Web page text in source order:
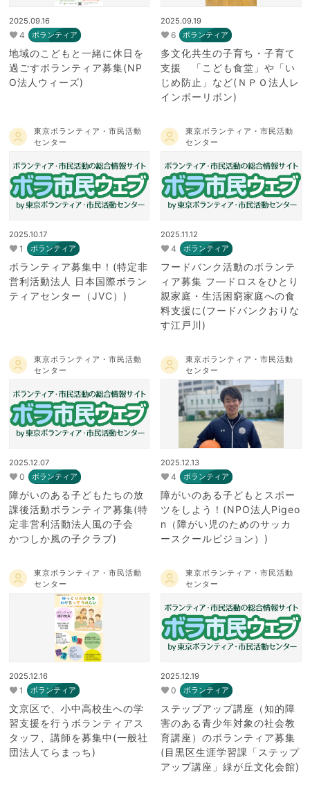
2025.09.16
4 ボランティア
地域のこどもと一緒に休日を
過ごすボランティア募集(NP
O法人ウィーズ)
2025.09.19
6 ボランティア
多文化共生の子育ち・子育て
支援 「こども食堂」や「い
じめ防止」など(ＮＰＯ法人レ
インボーリボン)
東京ボランティア・市民活動
センター
2025.10.17
1 ボランティア
ボランティア募集中！(特定非
営利活動法人 日本国際ボラン
ティアセンター（JVC）)
東京ボランティア・市民活動
センター
2025.11.12
4 ボランティア
フードバンク活動のボランテ
ィア募集 フ―ドロスをひとり
親家庭・生活困窮家庭への食
料支援に(フードバンクおりな
す江戸川)
東京ボランティア・市民活動
センター
2025.12.07
0 ボランティア
障がいのある子どもたちの放
課後活動ボランティア募集(特
定非営利活動法人風の子会
かつしか風の子クラブ)
東京ボランティア・市民活動
センター
2025.12.13
4 ボランティア
障がいのある子どもとスポー
ツをしよう！(NPO法人Pigeo
n（障がい児のためのサッカ
ースクールピジョン）)
東京ボランティア・市民活動
センター
2025.12.16
1 ボランティア
文京区で、小中高校生への学
習支援を行うボランティアス
タッフ、講師を募集中(一般社
団法人てらまっち)
東京ボランティア・市民活動
センター
2025.12.19
0 ボランティア
ステップアップ講座（知的障
害のある青少年対象の社会教
育講座）のボランティア募集
(目黒区生涯学習課「ステップ
アップ講座」緑が丘文化会館)